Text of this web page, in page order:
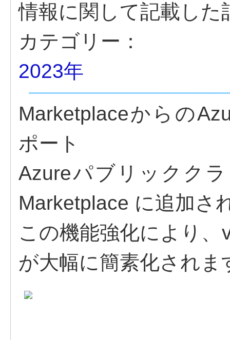
情報に関して記載した
カテゴリー：
2023年
Marketplaceからの
ポート
Azureパブリックク
Marketplace に追加さ
この機能強化により
が大幅に簡素化されま